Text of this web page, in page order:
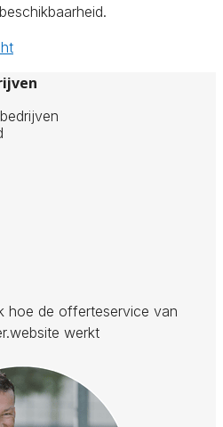
hoe de offerteservice van
werkt